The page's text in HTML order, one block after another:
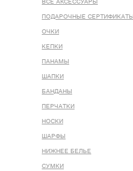
ВСЕ AКСЕССУАРЫ
ПОДАРОЧНЫЕ СЕРТИФИКАТЫ
ОЧКИ
КЕПКИ
ПАНАМЫ
ШАПКИ
БАНДАНЫ
ПЕРЧАТКИ
НОСКИ
ШАРФЫ
НИЖНЕЕ БЕЛЬЕ
СУМКИ